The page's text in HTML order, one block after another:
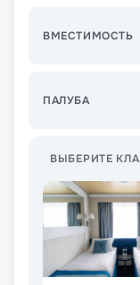
ВМЕСТИМОСТЬ
ПАЛУБА
ВЫБЕРИТЕ